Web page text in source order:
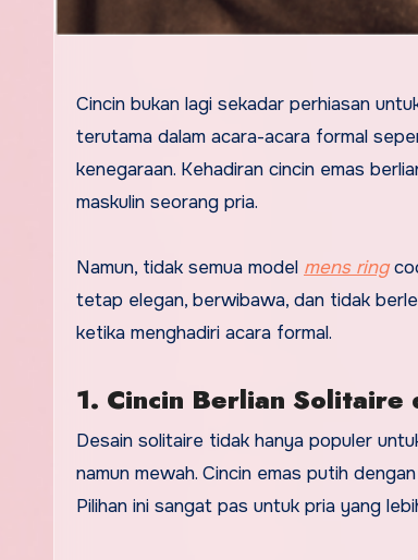
Cincin bukan lagi sekadar perhiasan
terutama dalam acara-acara formal
kenegaraan. Kehadiran cincin emas
maskulin seorang pria.
Namun, tidak semua model mens ring
tetap elegan, berwibawa, dan tidak
ketika menghadiri acara formal.
1. Cincin Berlian Solitaire
Desain solitaire tidak hanya populer
namun mewah. Cincin emas putih
Pilihan ini sangat pas untuk pria yang